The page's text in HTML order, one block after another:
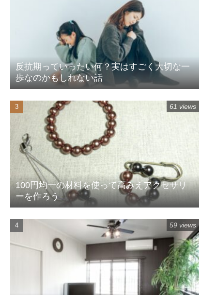
反抗期っていったい何？実はすごく大切な一
歩なのかもしれない話
100円均一の材料を使って高みえアクセサリ
ーを作ろう
61 views
59 views